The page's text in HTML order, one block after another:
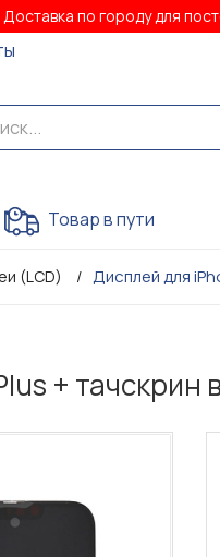
Доставка по городу для
Товар в пути
(LCD) Дисплей для
+